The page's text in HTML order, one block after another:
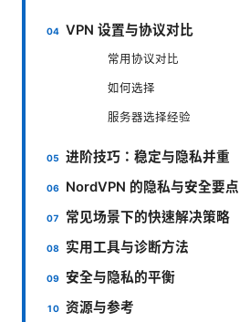
VPN 设置与协议对比
常用协议对比
如何选择
服务器选择经验
进阶技巧：稳定与隐私并重
NordVPN 的隐私与安全要点
常见场景下的快速解决策略
实用工具与诊断方法
安全与隐私的平衡
资源与参考